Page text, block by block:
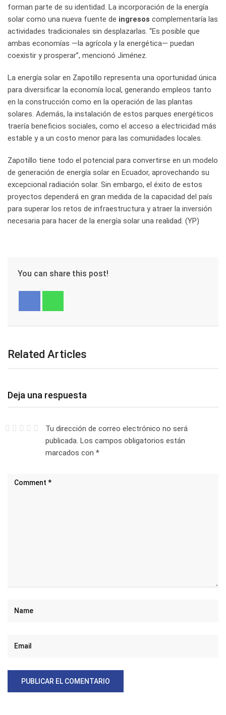
forman parte de su identidad. La incorporación de la energía
solar como una nueva fuente de ingresos complementaría las
actividades tradicionales sin desplazarlas. “Es posible que
ambas economías —la agrícola y la energética— puedan
coexistir y prosperar”, mencionó Jiménez.
La energía solar en Zapotillo representa una oportunidad única
para diversificar la economía local, generando empleos tanto
en la construcción como en la operación de las plantas
solares. Además, la instalación de estos parques energéticos
traería beneficios sociales, como el acceso a electricidad más
estable y a un costo menor para las comunidades locales.
Zapotillo tiene todo el potencial para convertirse en un modelo
de generación de energía solar en Ecuador, aprovechando su
excepcional radiación solar. Sin embargo, el éxito de estos
proyectos dependerá en gran medida de la capacidad del país
para superar los retos de infraestructura y atraer la inversión
necesaria para hacer de la energía solar una realidad. (YP)
You can share this post!
Related Articles
Deja una respuesta
Tu dirección de correo electrónico no será
publicada. Los campos obligatorios están
marcados con *